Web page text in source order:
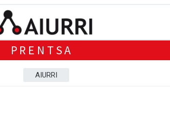
PRENTSA
AIURRI